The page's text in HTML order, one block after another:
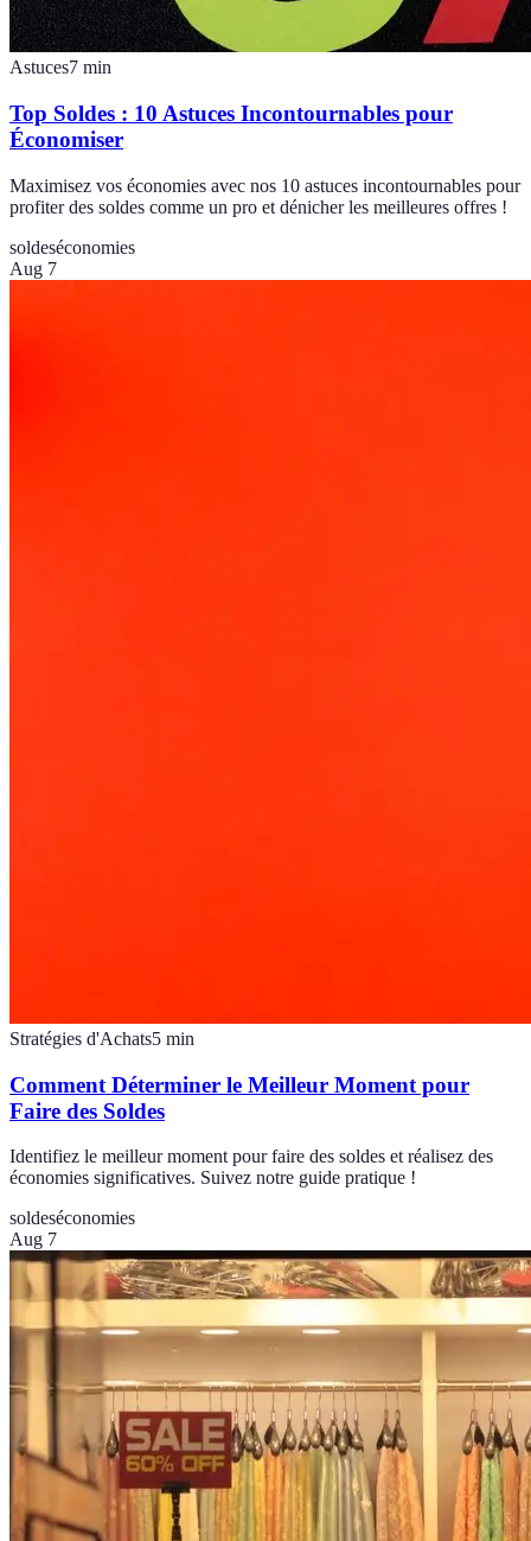
Astuces7 min
Top Soldes : 10 Astuces Incontournables pour
Économiser
Maximisez vos économies avec nos 10 astuces incontournables pour
profiter des soldes comme un pro et dénicher les meilleures offres !
soldeséconomies
Aug 7
Stratégies d'Achats5 min
Comment Déterminer le Meilleur Moment pour
Faire des Soldes
Identifiez le meilleur moment pour faire des soldes et réalisez des
économies significatives. Suivez notre guide pratique !
soldeséconomies
Aug 7